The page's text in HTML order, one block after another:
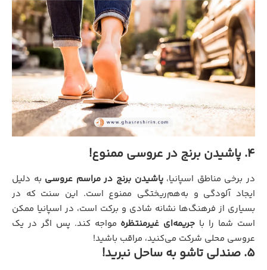
4. پاشیدن برنج در عروسی ممنوع!
در برخی مناطق اسپانیا،پاشیدن برنج در مراسم عروسی به دلیل
ایجاد آلودگی و به‌هم‌ریختگی ممنوع است. این سنت که در
بسیاری از فرهنگ‌ها نشانه شادی و برکت است، در اسپانیا ممکن
است شما را با جریمه‌ای غیرمنتظره مواجه کند. پس اگر در یک
عروسی محلی شرکت می‌کنید، مراقب باشید!
5. صندلی تاشو به ساحل نبرید!